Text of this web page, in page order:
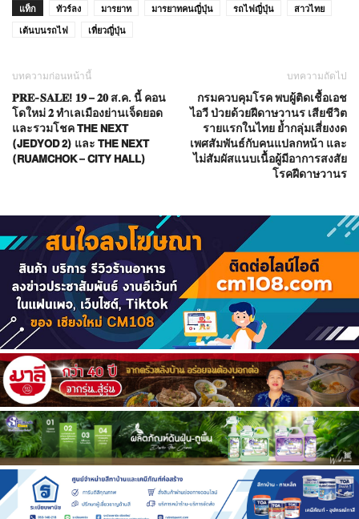
แท็ก ทัวร์ลง มารยาท มารยาทคนญี่ปุ่น รถไฟญี่ปุ่น
สาวไทย
เต้นบนรถไฟ
เที่ยวญี่ปุ่น
บทความก่อนหน้านี้
𝐏𝐑𝐄-𝐒𝐀𝐋𝐄! 𝟏𝟗 – 𝟐𝟎 ส.ค. นี้ คอน
โดใหม่ 𝟐 ทำเลเมืองย่านเจ็ดยอด
และรวมโชค 𝗧𝗛𝗘 𝗡𝗘𝗫𝗧
(𝗝𝗘𝗗𝗬𝗢𝗗 𝟮) และ 𝗧𝗛𝗘 𝗡𝗘𝗫𝗧
(𝗥𝗨𝗔𝗠𝗖𝗛𝗢𝗞 – 𝗖𝗜𝗧𝗬 𝗛𝗔𝗟𝗟)
บทความถัดไป
กรมควบคุมโรค พบผู้ติดเชื้อเอช
ไอวี ป่วยด้วยฝีดาษวานร เสียชีวิต
รายแรกในไทย ย้ำกลุ่มเสี่ยงงด
เพศสัมพันธ์กับคนแปลกหน้า และ
ไม่สัมผัสแนบเนื้อผู้มีอาการสงสัย
โรคฝีดาษวานร